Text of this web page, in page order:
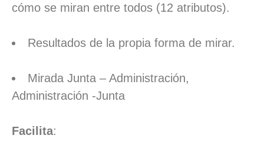
cómo se miran entre todos (12 atributos).
Resultados de la propia forma de mirar.
Mirada Junta – Administración,
Administración -Junta
Facilita: